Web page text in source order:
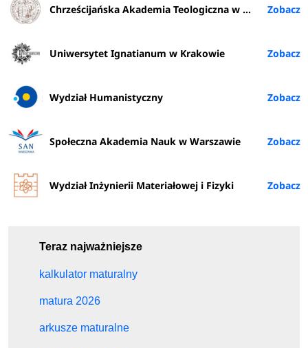
Chrześcijańska Akademia Teologiczna w Warszawie
Uniwersytet Ignatianum w Krakowie
Wydział Humanistyczny
Społeczna Akademia Nauk w Warszawie
Wydział Inżynierii Materiałowej i Fizyki
Teraz najważniejsze
kalkulator maturalny
matura 2026
arkusze maturalne